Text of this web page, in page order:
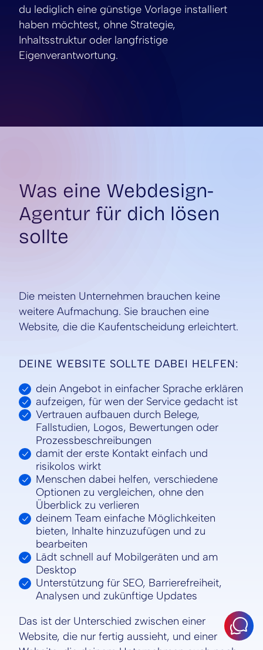
du lediglich eine günstige Vorlage installiert
haben möchtest, ohne Strategie,
Inhaltsstruktur oder langfristige
Eigenverantwortung.
Was eine Webdesign-
Agentur für dich lösen
sollte
Die meisten Unternehmen brauchen keine
weitere Aufmachung. Sie brauchen eine
Website, die die Kaufentscheidung erleichtert.
DEINE WEBSITE SOLLTE DABEI HELFEN:
dein Angebot in einfacher Sprache erklären
aufzeigen, für wen der Service gedacht ist
Vertrauen aufbauen durch Belege,
Fallstudien, Logos, Bewertungen oder
Prozessbeschreibungen
damit der erste Kontakt einfach und
risikolos wirkt
Menschen dabei helfen, verschiedene
Optionen zu vergleichen, ohne den
Überblick zu verlieren
deinem Team einfache Möglichkeiten
bieten, Inhalte hinzuzufügen und zu
bearbeiten
Lädt schnell auf Mobilgeräten und am
Desktop
Unterstützung für SEO, Barrierefreiheit,
Analysen und zukünftige Updates
Das ist der Unterschied zwischen einer
Website, die nur fertig aussieht, und einer